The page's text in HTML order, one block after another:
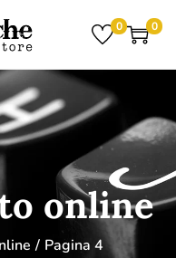
0 0
online
/ Pagina 4